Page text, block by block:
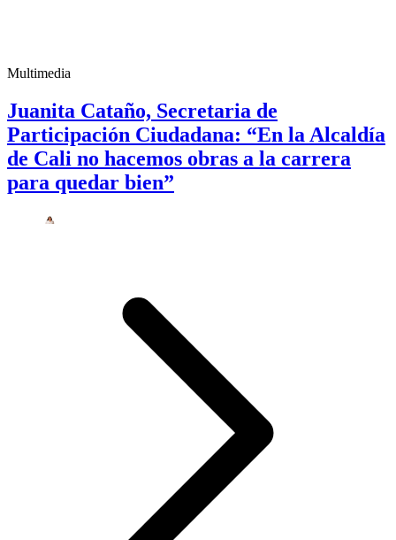
Multimedia
Juanita Cataño, Secretaria de
Participación Ciudadana: “En la Alcaldía
de Cali no hacemos obras a la carrera
para quedar bien”